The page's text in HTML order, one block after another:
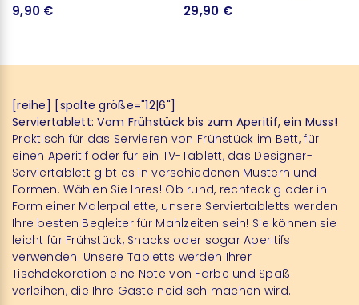
9,90 € 29,90 €
[reihe] [spalte größe="12|6"]
Serviertablett: Vom Frühstück bis zum Aperitif, ein Muss!
Praktisch für das Servieren von Frühstück im Bett, für
einen Aperitif oder für ein TV-Tablett, das Designer-
Serviertablett gibt es in verschiedenen Mustern und
Formen. Wählen Sie Ihres! Ob rund, rechteckig oder in
Form einer Malerpallette, unsere Serviertabletts werden
Ihre besten Begleiter für Mahlzeiten sein! Sie können sie
leicht für Frühstück, Snacks oder sogar Aperitifs
verwenden. Unsere Tabletts werden Ihrer
Tischdekoration eine Note von Farbe und Spaß
verleihen, die Ihre Gäste neidisch machen wird.